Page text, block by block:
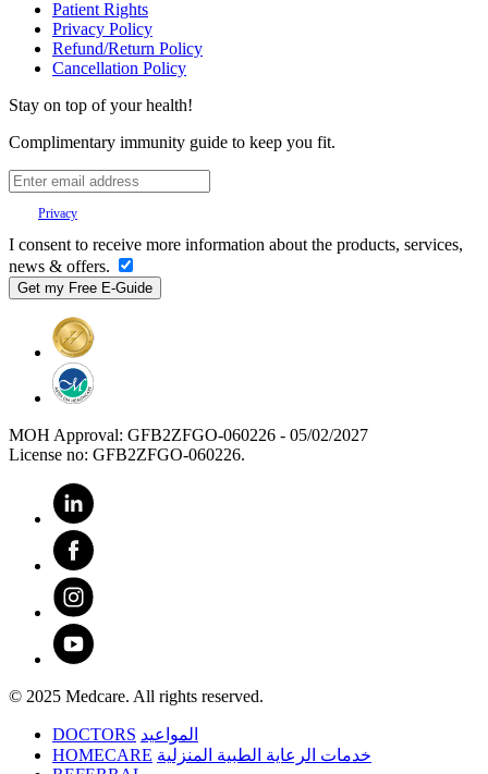
Patient Rights
Privacy Policy
Refund/Return Policy
Cancellation Policy
Stay on top of your health!
Complimentary immunity guide to keep you fit.
Privacy
I consent to receive more information about the products, services,
news & offers.
MOH Approval: GFB2ZFGO-060226 - 05/02/2027
License no: GFB2ZFGO-060226.
© 2025 Medcare. All rights reserved.
DOCTORS المواعيد
HOMECARE خدمات الرعاية الطبية المنزلية